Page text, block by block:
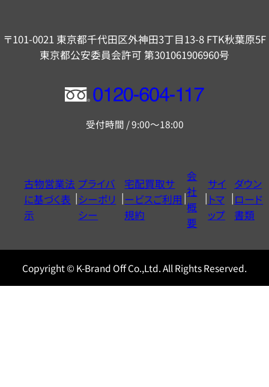
〒101-0021 東京都千代田区外神田3丁目13-8 FTK秋葉原5F
東京都公安委員会許可 第301061906960号
フ
ー
ヤ
ル
0120604117
受付時間 / 9:00～18:00
古物営業法
に基づく表
示
プライバ
シーポリ
シー
宅配買取サ
ービスご利用
規約
会
社
概
要
サイ
トマ
ップ
ダウン
ロード
書類
Copyright © K-Brand Off Co.,Ltd. All Rights Reserved.